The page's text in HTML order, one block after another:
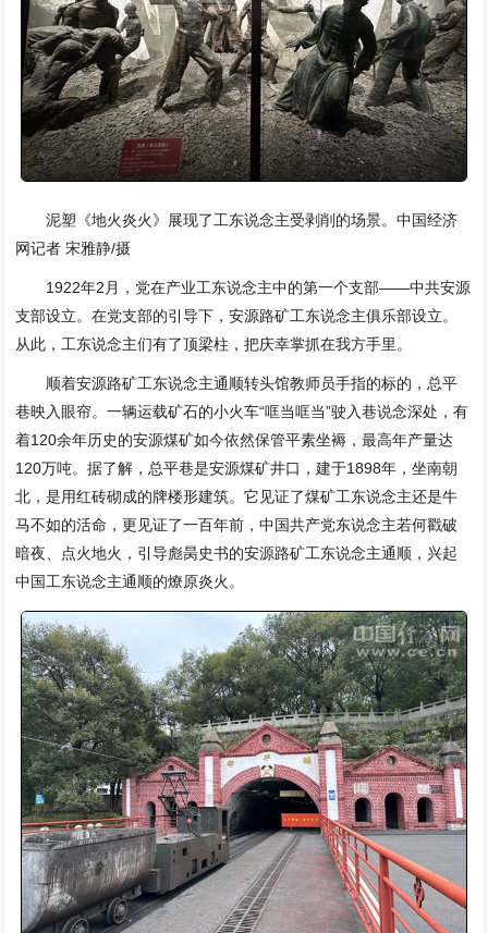
泥塑《地火炎火》展现了工东说念主受剥削的场景。中国经济
网记者 宋雅静/摄
1922年2月，党在产业工东说念主中的第一个支部——中共安源
支部设立。在党支部的引导下，安源路矿工东说念主俱乐部设立。
从此，工东说念主们有了顶梁柱，把庆幸掌抓在我方手里。
顺着安源路矿工东说念主通顺转头馆教师员手指的标的，总平
巷映入眼帘。一辆运载矿石的小火车“哐当哐当”驶入巷说念深处，有
着120余年历史的安源煤矿如今依然保管平素坐褥，最高年产量达
120万吨。据了解，总平巷是安源煤矿井口，建于1898年，坐南朝
北，是用红砖砌成的牌楼形建筑。它见证了煤矿工东说念主还是牛
马不如的活命，更见证了一百年前，中国共产党东说念主若何戳破
暗夜、点火地火，引导彪昺史书的安源路矿工东说念主通顺，兴起
中国工东说念主通顺的燎原炎火。